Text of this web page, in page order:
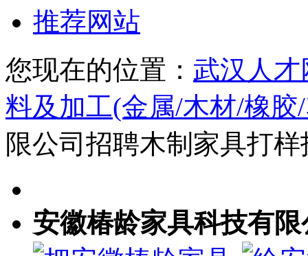
推荐网站
您现在的位置： 武汉人才
料及加工(金属/木材/橡胶
限公司招聘木制家具打
安徽椿龄家具科技有限